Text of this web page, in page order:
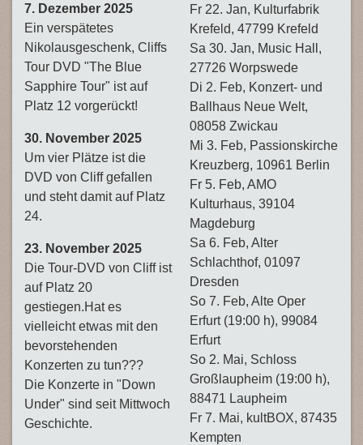
7. Dezember 2025
Ein verspätetes
Nikolausgeschenk, Cliffs
Tour DVD "The Blue
Sapphire Tour" ist auf
Platz 12 vorgerückt!
30. November 2025
Um vier Plätze ist die
DVD von Cliff gefallen
und steht damit auf Platz
24.
23. November 2025
Die Tour-DVD von Cliff ist
auf Platz 20
gestiegen.Hat es
vielleicht etwas mit den
bevorstehenden
Konzerten zu tun???
Die Konzerte in "Down
Under" sind seit Mittwoch
Geschichte.
Fr 22. Jan, Kulturfabrik
Krefeld, 47799 Krefeld
Sa 30. Jan, Music Hall,
27726 Worpswede
Di 2. Feb, Konzert- und
Ballhaus Neue Welt,
08058 Zwickau
Mi 3. Feb, Passionskirche
Kreuzberg, 10961 Berlin
Fr 5. Feb, AMO
Kulturhaus, 39104
Magdeburg
Sa 6. Feb, Alter
Schlachthof, 01097
Dresden
So 7. Feb, Alte Oper
Erfurt (19:00 h), 99084
Erfurt
So 2. Mai, Schloss
Großlaupheim (19:00 h),
88471 Laupheim
Fr 7. Mai, kultBOX, 87435
Kempten